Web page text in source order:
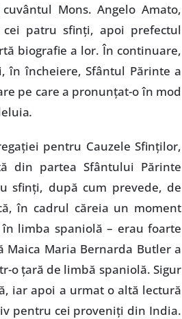
Mons. Angelo Amato,
patru sfinţi, apoi prefectul
biografie a lor. În continuare,
în încheiere, Sfântul Părinte a
pe care a pronunţat-o în mod
.
pentru Cauzele Sfinţilor,
din partea Sfântului Părinte
sfinţi, după cum prevede, de
în cadrul căreia un moment
limba spaniolă – erau foarte
Maria Bernarda Butler a
o ţară de limbă spaniolă. Sigur
iar apoi a urmat o altă lectură
pentru cei proveniţi din India.